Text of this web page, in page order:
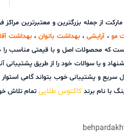
مارکت از جمله بزرگترین و معتبرترین
مو ، آرایشی،بهداشت بانوان،بهداشت
که محصولات اصل و با قیمتی مناسب را
و پشتیبانی خوب بتواند گامی
با نام برند کاکتوس طلایی تمام تلاش